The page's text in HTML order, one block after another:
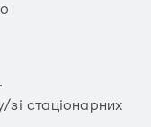
зі стаціонарних